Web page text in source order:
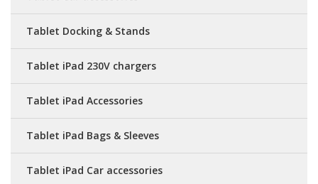
Tablet Docking & Stands
Tablet iPad 230V chargers
Tablet iPad Accessories
Tablet iPad Bags & Sleeves
Tablet iPad Car accessories